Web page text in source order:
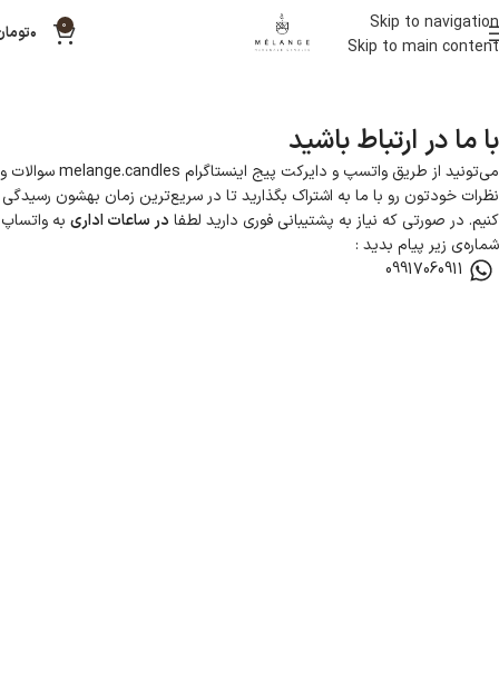
Skip to navigation
Skip to main content
0 ۰
با ما در ارتباط باشید
می‌تونید از طریق واتسپ و دایرکت پیج اینستاگرام melange.candles سوالات و
نظرات خودتون رو با ما به اشتراک بگذارید تا در سریع‌ترین زمان بهشون رسیدگی
کنیم. در صورتی که نیاز به پشتیبانی فوری دارید لطفا در ساعات اداری به واتساپ
شماره‌ی زیر پیام بدید :
09917060911